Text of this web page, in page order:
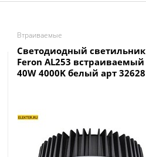
Втраиваемые
Светодиодный светильник
Feron AL253 встраиваемый
40W 4000K белый арт 32628